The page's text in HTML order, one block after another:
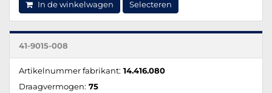
In de winkelwagen Selecteren
41-9015-008
Artikelnummer fabrikant: 14.416.080
Draagvermogen: 75